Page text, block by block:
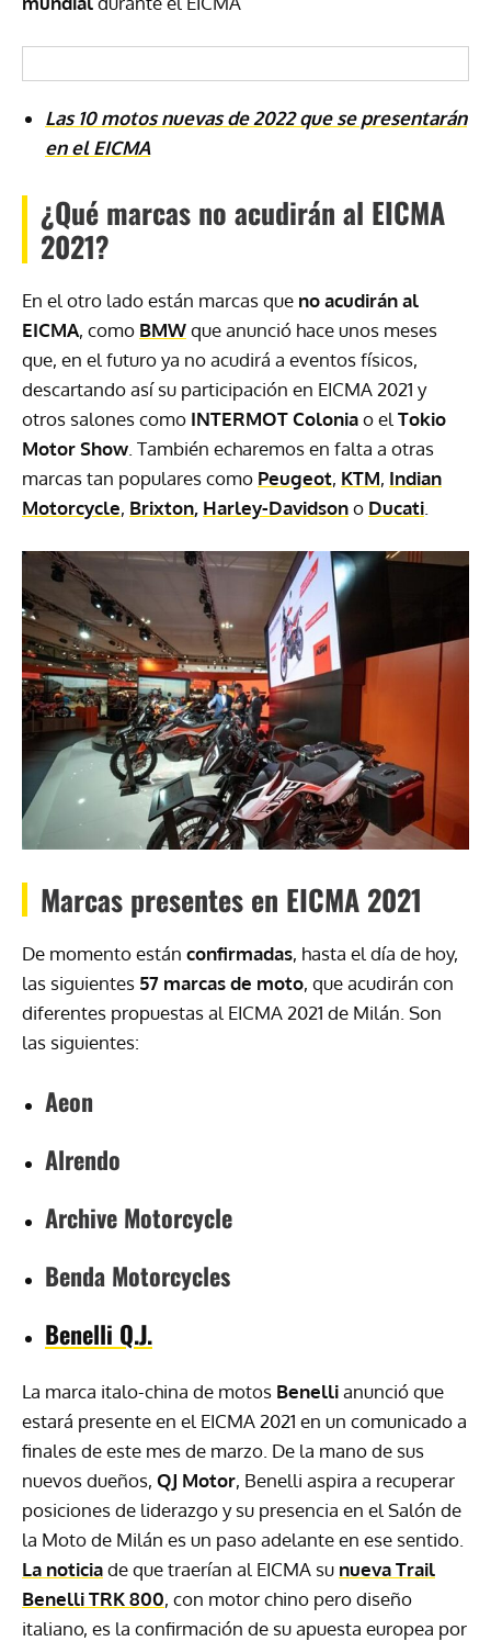
Las 10 motos nuevas de 2022 que se presentarán
en el EICMA
¿Qué marcas no acudirán al EICMA
2021?
En el otro lado están marcas que no acudirán al
EICMA, como BMWque anunció hace unos meses
que, en el futuro ya no acudirá a eventos físicos,
descartando así su participación en EICMA 2021 y
otros salones como INTERMOT Coloniao el Tokio
Motor Show . También echaremos en falta a otras
marcas tan populares como Peugeot, KTM, Indian
Motorcycle, Brixton, Harley-Davidsono Ducati
Marcas presentes en EICMA 2021
De momento están confirmadas, hasta el día de hoy,
las siguientes 57 marcas de moto, que acudirán con
diferentes propuestas al EICMA 2021 de Milán. Son
las siguientes:
Aeon
Alrendo
Archive Motorcycle
Benda Motorcycles
Benelli Q.J.
La marca italo-china de motos Benellianunció que
estará presente en el EICMA 2021 en un comunicado a
finales de este mes de marzo. De la mano de sus
nuevos dueños, QJ Motor, Benelli aspira a recuperar
posiciones de liderazgo y su presencia en el Salón de
la Moto de Milán es un paso adelante en ese sentido.
La noticiade que traerían al EICMA su nueva Trail
Benelli TRK 800, con motor chino pero diseño
italiano, es la confirmación de su apuesta europea por